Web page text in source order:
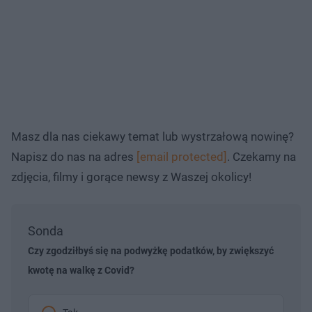
Masz dla nas ciekawy temat lub wystrzałową nowinę?
Napisz do nas na adres [email protected] . Czekamy na
zdjęcia, filmy i gorące newsy z Waszej okolicy!
Sonda
Czy zgodziłbyś się na podwyżkę podatków, by zwiększyć
kwotę na walkę z Covid?